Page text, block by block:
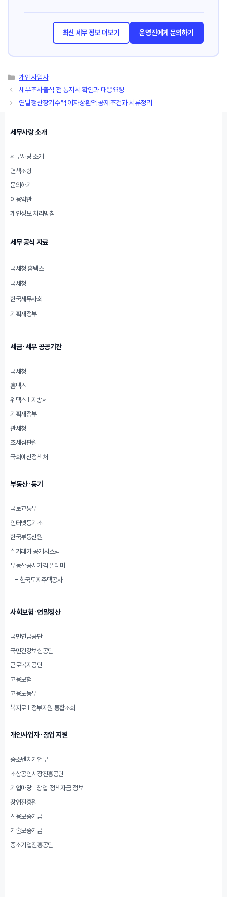
최신 세무 정보 더보기 운영진에게 문의하기
카
테
리
개인사업자
세무조사출석 전 통지서 확인과 대응요령
연말정산장기주택 이자상환액 공제조건과 서류정리
세무사랑 소개
세무사랑 소개
면책조항
문의하기
이용약관
개인정보 처리방침
세무 공식 자료
국세청 홈택스
국세청
한국세무사회
기획재정부
세금·세무 공공기관
국세청
홈택스
위택스 | 지방세
기획재정부
관세청
조세심판원
국회예산정책처
부동산·등기
국토교통부
인터넷등기소
한국부동산원
실거래가 공개시스템
부동산공시가격 알리미
LH 한국토지주택공사
사회보험·연말정산
국민연금공단
국민건강보험공단
근로복지공단
고용보험
고용노동부
복지로 | 정부지원 통합조회
개인사업자·창업 지원
중소벤처기업부
소상공인시장진흥공단
기업마당 | 창업·정책자금 정보
창업진흥원
신용보증기금
기술보증기금
중소기업진흥공단